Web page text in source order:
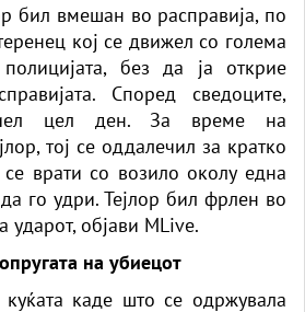
бил вмешан во расправија, по
кој се движел со голема
без да ја открие
Според сведоците,
цел ден. За време на
тој се оддалечил за кратко
врати со возило околу една
го удри. Тејлор бил фрлен во
ударот, објави MLive.
на убиецот
куќата каде што се одржувала